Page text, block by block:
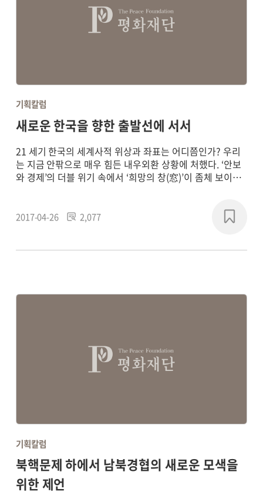
기획칼럼
새로운 한국을 향한 출발선에 서서
21 세기 한국의 세계사적 위상과 좌표는 어디쯤인가? 우리
는 지금 안팎으로 매우 힘든 내우외환 상황에 처했다. ‘안보
와 경제’의 더블 위기 속에서 ‘희망의 창(窓)’이 좀체 보이지
잃어버린 안타까운 상황이다. 그러나 우리는 밖으로는 세계
2017-04-26 2,077
기획칼럼
북핵문제 하에서 남북경협의 새로운 모색을
위한 제언